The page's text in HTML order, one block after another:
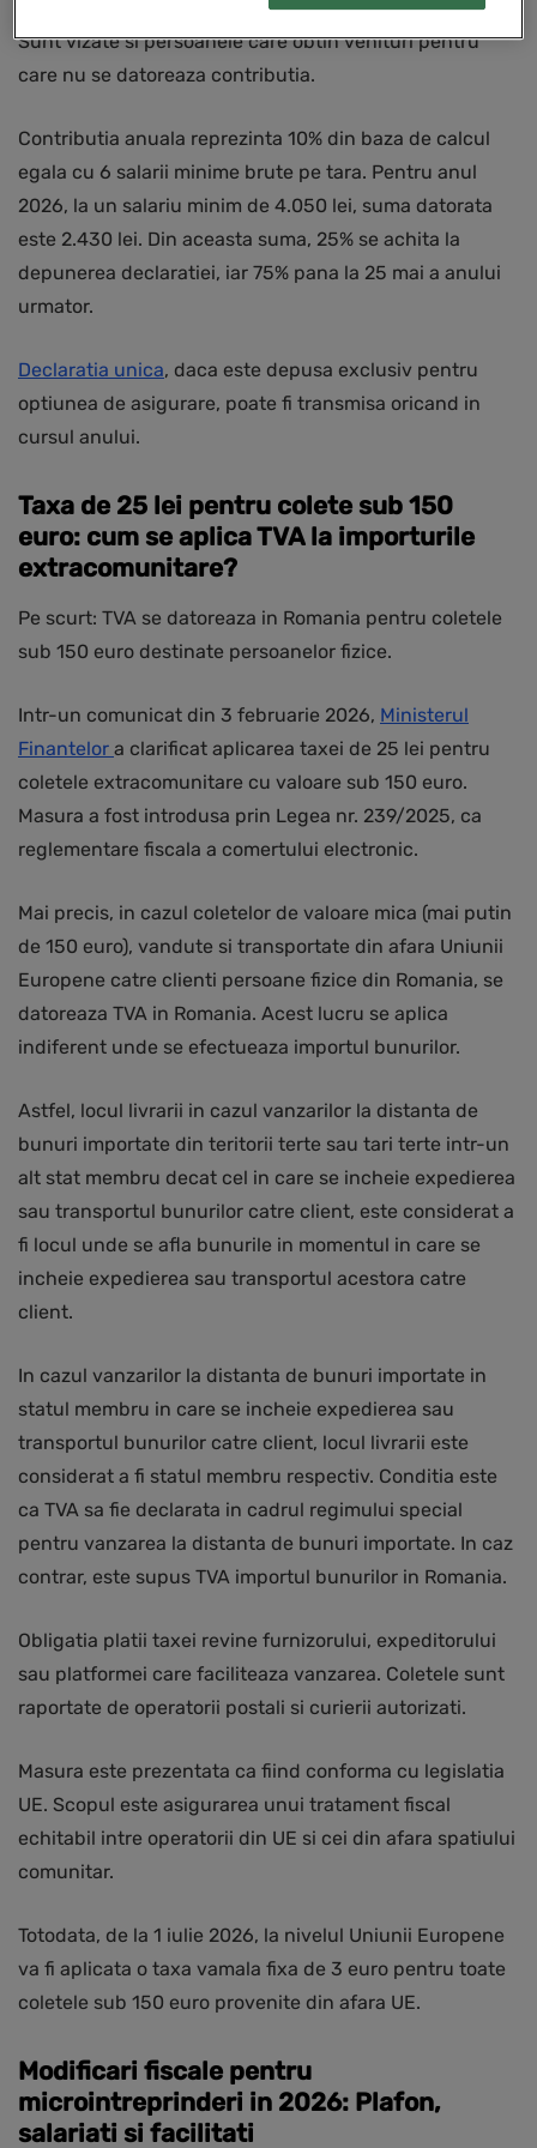
venituri supuse CASS si nu sunt exceptate de la plata.
Sunt vizate si persoanele care obtin venituri pentru
care nu se datoreaza contributia.
Contributia anuala reprezinta 10% din baza de calcul
egala cu 6 salarii minime brute pe tara. Pentru anul
2026, la un salariu minim de 4.050 lei, suma datorata
este 2.430 lei. Din aceasta suma, 25% se achita la
depunerea declaratiei, iar 75% pana la 25 mai a anului
urmator.
Declaratia unica, daca este depusa exclusiv pentru
optiunea de asigurare, poate fi transmisa oricand in
cursul anului.
Taxa de 25 lei pentru colete sub 150
euro: cum se aplica TVA la importurile
extracomunitare?
Pe scurt: TVA se datoreaza in Romania pentru coletele
sub 150 euro destinate persoanelor fizice.
Intr-un comunicat din 3 februarie 2026, Ministerul
Finantelor a clarificat aplicarea taxei de 25 lei pentru
coletele extracomunitare cu valoare sub 150 euro.
Masura a fost introdusa prin Legea nr. 239/2025, ca
reglementare fiscala a comertului electronic.
Mai precis, in cazul coletelor de valoare mica (mai putin
de 150 euro), vandute si transportate din afara Uniunii
Europene catre clienti persoane fizice din Romania, se
datoreaza TVA in Romania. Acest lucru se aplica
indiferent unde se efectueaza importul bunurilor.
Astfel, locul livrarii in cazul vanzarilor la distanta de
bunuri importate din teritorii terte sau tari terte intr-un
alt stat membru decat cel in care se incheie expedierea
sau transportul bunurilor catre client, este considerat a
fi locul unde se afla bunurile in momentul in care se
incheie expedierea sau transportul acestora catre
client.
In cazul vanzarilor la distanta de bunuri importate in
statul membru in care se incheie expedierea sau
transportul bunurilor catre client, locul livrarii este
considerat a fi statul membru respectiv. Conditia este
ca TVA sa fie declarata in cadrul regimului special
pentru vanzarea la distanta de bunuri importate. In caz
contrar, este supus TVA importul bunurilor in Romania.
Obligatia platii taxei revine furnizorului, expeditorului
sau platformei care faciliteaza vanzarea. Coletele sunt
raportate de operatorii postali si curierii autorizati.
Masura este prezentata ca fiind conforma cu legislatia
UE. Scopul este asigurarea unui tratament fiscal
echitabil intre operatorii din UE si cei din afara spatiului
comunitar.
Totodata, de la 1 iulie 2026, la nivelul Uniunii Europene
va fi aplicata o taxa vamala fixa de 3 euro pentru toate
coletele sub 150 euro provenite din afara UE.
Modificari fiscale pentru
microintreprinderi in 2026: Plafon,
salariati si facilitati